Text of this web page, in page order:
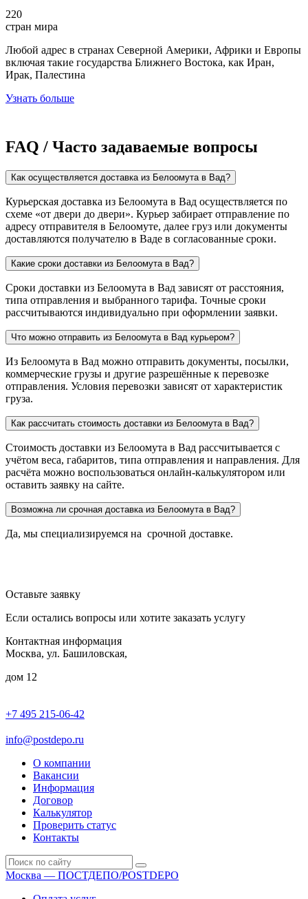
220
стран мира
Любой адрес в странах Северной Америки, Африки и Европы
включая такие государства Ближнего Востока, как Иран,
Ирак, Палестина
Узнать больше
FAQ / Часто задаваемые вопросы
Как осуществляется доставка из Белоомута в Вад?
Курьерская доставка из Белоомута в Вад осуществляется по
схеме «от двери до двери». Курьер забирает отправление по
адресу отправителя в Белоомуте, далее груз или документы
доставляются получателю в Ваде в согласованные сроки.
Какие сроки доставки из Белоомута в Вад?
Сроки доставки из Белоомута в Вад зависят от расстояния,
типа отправления и выбранного тарифа. Точные сроки
рассчитываются индивидуально при оформлении заявки.
Что можно отправить из Белоомута в Вад курьером?
Из Белоомута в Вад можно отправить документы, посылки,
коммерческие грузы и другие разрешённые к перевозке
отправления. Условия перевозки зависят от характеристик
груза.
Как рассчитать стоимость доставки из Белоомута в Вад?
Стоимость доставки из Белоомута в Вад рассчитывается с
учётом веса, габаритов, типа отправления и направления. Для
расчёта можно воспользоваться онлайн-калькулятором или
оставить заявку на сайте.
Возможна ли срочная доставка из Белоомута в Вад?
Да, мы специализируемся на срочной доставке.
Оставьте заявку
Если остались вопросы или хотите заказать услугу
Контактная информация
Москва, ул. Башиловская,
дом 12
+7 495 215-06-42
info@postdepo.ru
О компании
Вакансии
Информация
Договор
Калькулятор
Проверить статус
Контакты
Москва — ПОСТДЕПО/POSTDEPO